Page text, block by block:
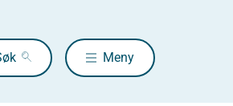
Meny